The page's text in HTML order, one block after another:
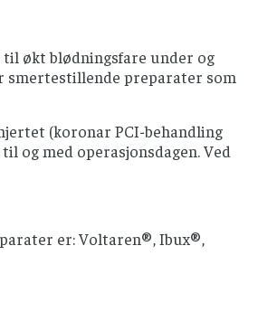
til økt blødningsfare under og
smertestillende preparater som
(koronar PCI-behandling
og med operasjonsdagen. Ved
er: Voltaren®, Ibux®,